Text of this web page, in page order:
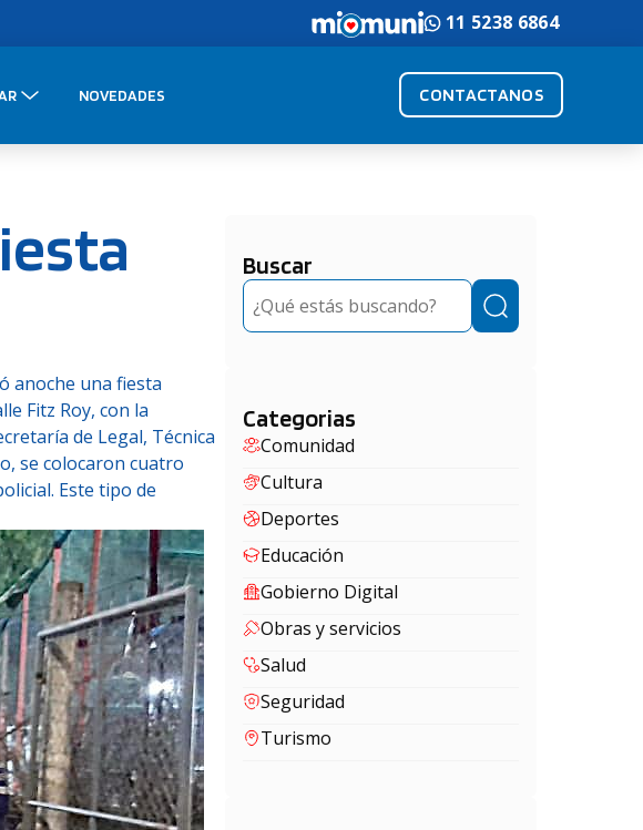
11 5238 6864
NOVEDADES CONTACTANOS
anoche una fiesta
Fitz Roy, con la
de Legal, Técnica
se colocaron cuatro
Este tipo de
Buscar
Buscar
Categorias
Comunidad
Cultura
Deportes
Educación
Gobierno Digital
Obras y servicios
Salud
Seguridad
Turismo